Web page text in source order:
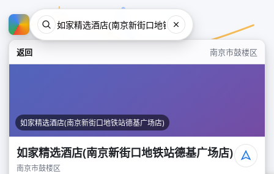
返回 南京市鼓楼区
如家精选酒店(南京新街口地铁站德基广场店)
如家精选酒店(南京新街口地铁站德基广场店)
南京市鼓楼区